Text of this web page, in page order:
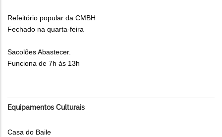
Refeitório popular da CMBH
Fechado na quarta-feira
Sacolões Abastecer.
Funciona de 7h às 13h
Equipamentos Culturais
Casa do Baile